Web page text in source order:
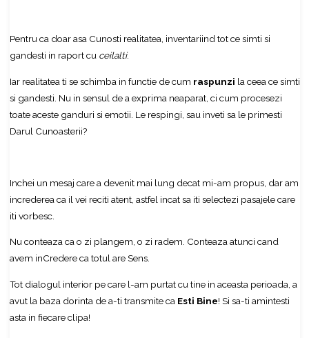
Pentru ca doar asa Cunosti realitatea, inventariind tot ce simti si
gandesti in raport cu ceilalti.
Iar realitatea ti se schimba in functie de cum raspunzi la ceea ce simti
si gandesti. Nu in sensul de a exprima neaparat, ci cum procesezi
toate aceste ganduri si emotii. Le respingi, sau inveti sa le primesti
Darul Cunoasterii?
Inchei un mesaj care a devenit mai lung decat mi-am propus, dar am
increderea ca il vei reciti atent, astfel incat sa iti selectezi pasajele care
iti vorbesc.
Nu conteaza ca o zi plangem, o zi radem. Conteaza atunci cand
avem inCredere ca totul are Sens.
Tot dialogul interior pe care l-am purtat cu tine in aceasta perioada, a
avut la baza dorinta de a-ti transmite ca Esti Bine! Si sa-ti amintesti
asta in fiecare clipa!